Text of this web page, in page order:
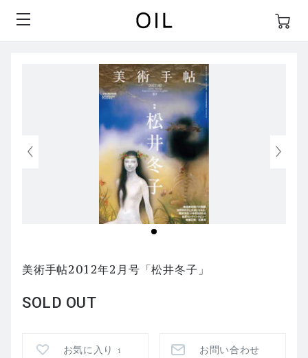
美術手帖2012年2月号「松井冬子」
SOLD OUT
お気に入り 1 お問い合わせ